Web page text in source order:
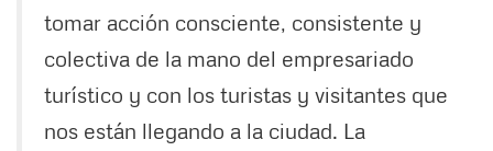
tomar acción consciente, consistente y
colectiva de la mano del empresariado
turístico y con los turistas y visitantes que
nos están llegando a la ciudad. La